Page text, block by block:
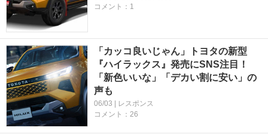
コメント：1
「カッコ良いじゃん」トヨタの新型
『ハイラックス』発売にSNS注目！
「新色いいな」「デカい割に安い」の
声も
06/03 | レスポンス
コメント：26